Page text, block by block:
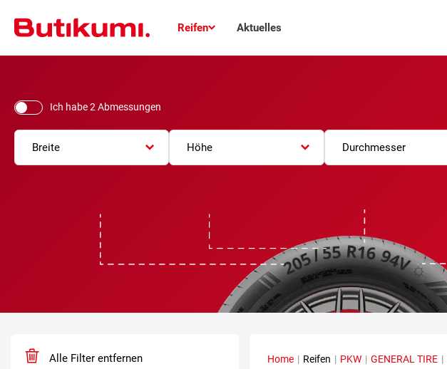
Reifen Aktuelles
Ich habe 2 Abmessungen
Breite Höhe Durchmesser
Alle Filter entfernen Home | Reifen | PKW | GENERAL TIRE |